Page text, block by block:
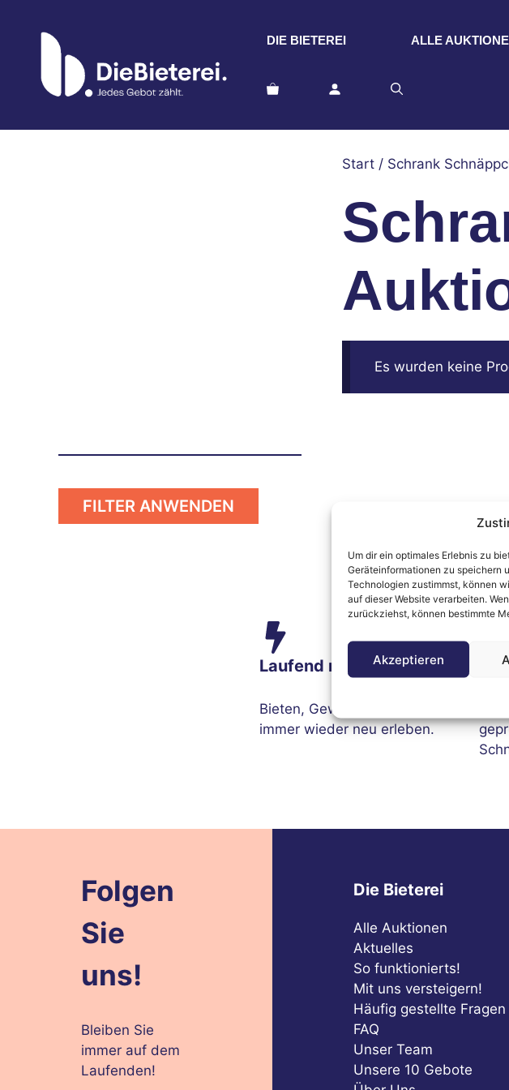
Um dir ein optimales Erlebnis zu
Geräteinformationen zu speichern
Technologien zustimmst, können
auf dieser Website verarbeiten.
zurückziehst, können bestimmte
Akzeptieren
DIE BIETEREI ALLE
Start / Schrank
Es wurden keine
FILTER ANWENDEN
Laufend neue Auktionen
Bieten, Gewinnen und Sparen -
immer wieder neu erleben.
Bei
Folgen
Sie
uns!
Bleiben Sie
immer auf dem
Laufenden!
Die Bieterei
Alle Auktionen
Aktuelles
So funktionierts!
Mit uns versteigern!
Häufig gestellte
FAQ
Unser Team
Unsere 10 Gebote